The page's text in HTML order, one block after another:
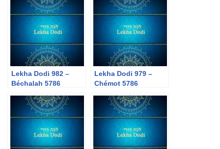
Lekha Dodi 982 –
Béchalah 5786
Lekha Dodi 979 –
Chémot 5786